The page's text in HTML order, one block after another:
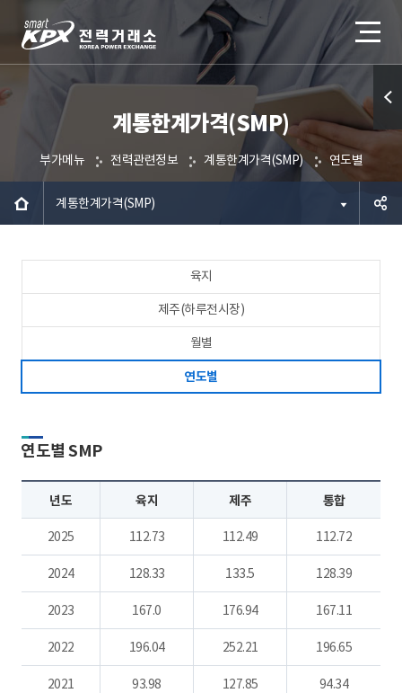
계통한계가격(SMP)
부가메뉴 전력관련정보 계통한계가격(SMP) 연도별
계통한계가격(SMP)
기
육지
제주(하루전시장)
월별
연도별
연도별 SMP
년도 육지 제주 통합
2025 112.73 112.49 112.72
2024 128.33 133.5 128.39
2023 167.0 176.94 167.11
2022 196.04 252.21 196.65
2021 93.98 127.85 94.34
퀵메